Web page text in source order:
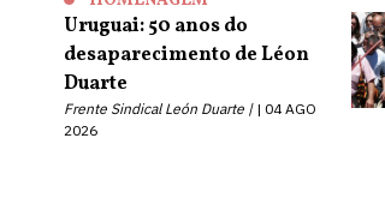
Uruguai: 50 anos do
desaparecimento de Léon
Duarte
Frente Sindical León Duarte |
04 AGO
2026